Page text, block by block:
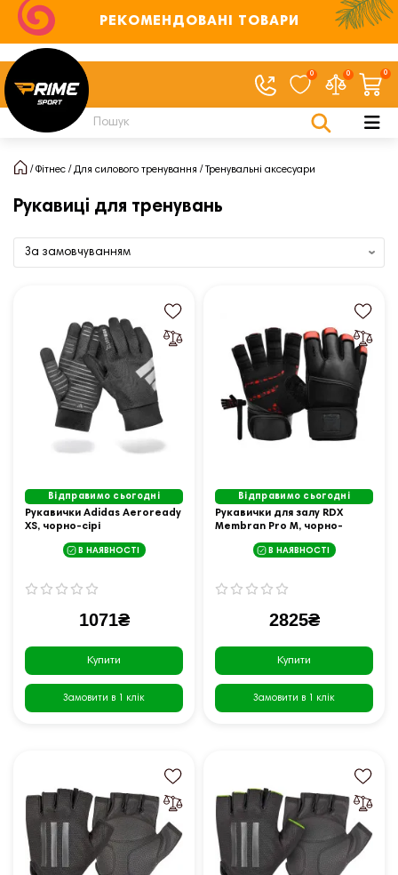
РЕКОМЕНДОВАНІ ТОВАРИ
0 0 0
Фітнес Для силового тренування Тренувальні аксесуари
Рукавиці для тренувань
Відправимо сьогодні
Рукавички Adidas Aeroready
XS, чорно-сірі
В НАЯВНОСТІ
1071₴
Купити
Замовити в 1 клік
Відправимо сьогодні
Рукавички для залу RDX
Membran Pro M, чорно-
В НАЯВНОСТІ
2825₴
Купити
Замовити в 1 клік